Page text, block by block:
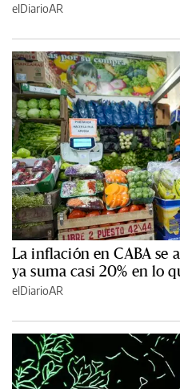
elDiarioAR
La inflación en CABA se
ya suma casi 20% en lo
elDiarioAR